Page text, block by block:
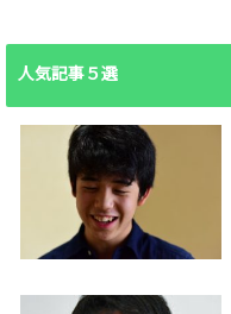
人気記事５選